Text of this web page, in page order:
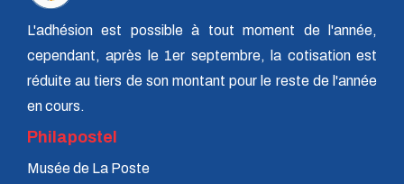
L'adhésion est possible à tout moment de l'année,
cependant, après le 1er septembre, la cotisation est
réduite au tiers de son montant pour le reste de l'année
en cours.
Philapostel
Musée de La Poste